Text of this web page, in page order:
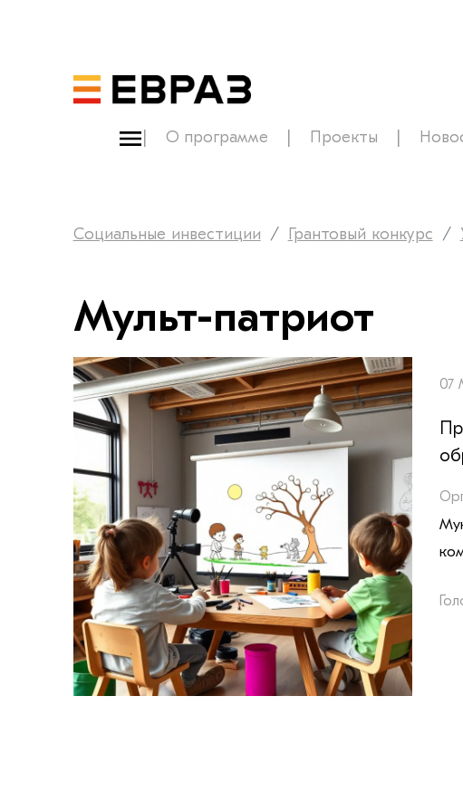
О программе Проекты
Социальные инвестиции Грантовый конкурс
Мульт-патриот
07